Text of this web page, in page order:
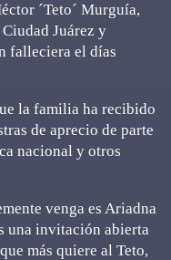
´Teto´ Murguía,
Juárez y
falleciera el días
la familia ha recibido
de aprecio de parte
nacional y otros
venga es Ariadna
una invitación abierta
más quiere al Teto,